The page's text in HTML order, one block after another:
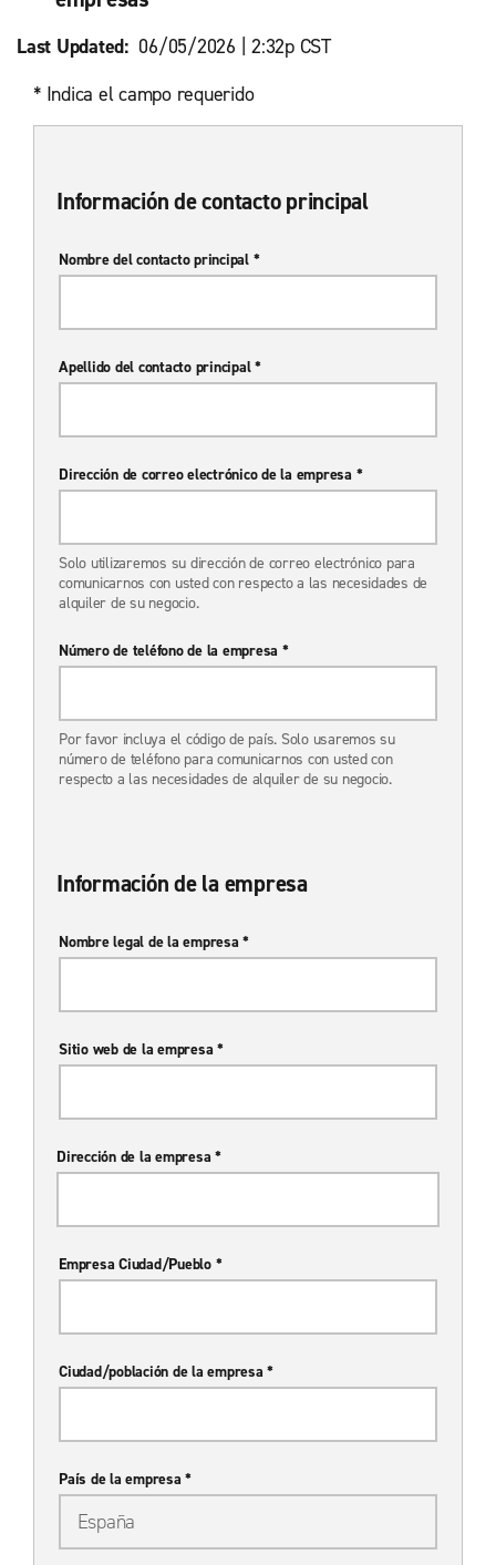
Last Updated:06/05/2026 | 2:32p CST
* Indica el campo requerido
Información de contacto principal
Nombre del contacto principal *
Apellido del contacto principal *
Dirección de correo electrónico de la empresa *
Solo utilizaremos su dirección de correo electrónico para
comunicarnos con usted con respecto a las necesidades de
alquiler de su negocio.
Número de teléfono de la empresa *
Por favor incluya el código de país. Solo usaremos su
número de teléfono para comunicarnos con usted con
respecto a las necesidades de alquiler de su negocio.
Información de la empresa
Nombre legal de la empresa *
Sitio web de la empresa *
Dirección de la empresa *
Empresa Ciudad/Pueblo *
Ciudad/población de la empresa *
País de la empresa *